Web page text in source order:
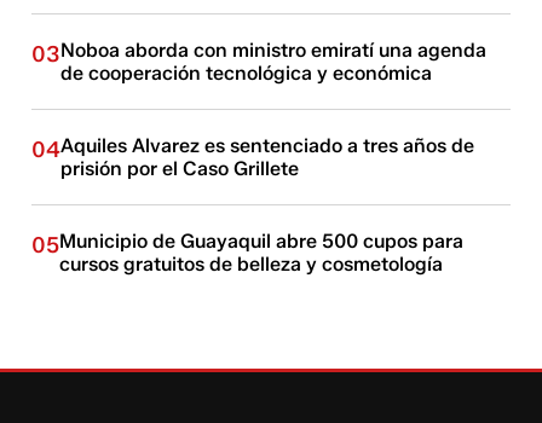
03Noboa aborda con ministro emiratí una agenda
de cooperación tecnológica y económica
04Aquiles Alvarez es sentenciado a tres años de
prisión por el Caso Grillete
05Municipio de Guayaquil abre 500 cupos para
cursos gratuitos de belleza y cosmetología